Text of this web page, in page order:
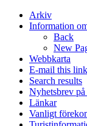
Arkiv
Information
Back
New
Webbkarta
E-mail this
Search results
Nyhetsbrev på
Länkar
Vanligt